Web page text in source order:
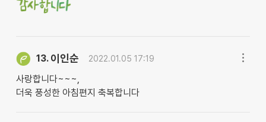
13. 이인순 2022.01.05 17:19
사랑합니다~~~,
더욱 풍성한 아침편지 축복합니다